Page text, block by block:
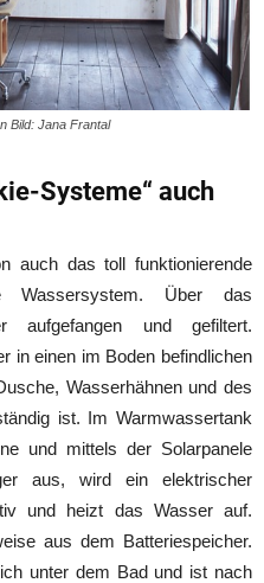
Bild: Jana Frantal
Systeme“ auch
auch das toll funktionierende
Wassersystem. Über das
aufgefangen und gefiltert.
in einen im Boden befindlichen
Wasserhähnen und des
ist. Im Warmwassertank
und mittels der Solarpanele
aus, wird ein elektrischer
und heizt das Wasser auf.
aus dem Batteriespeicher.
unter dem Bad und ist nach